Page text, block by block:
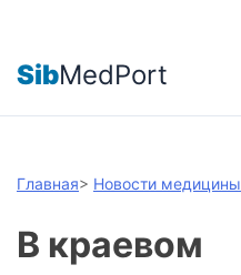
SibMedPort
Главная> Новости медицины
В краевом